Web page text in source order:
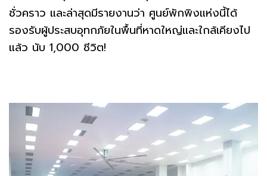
ชั่วคราว และล่าสุดมีรายงานว่า ศูนย์พักพิงแห่งนี้ได้
รองรับผู้ประสบอุทกภัยในพื้นที่หาดใหญ่และใกล้เคียงไป
แล้ว นับ 1,000 ชีวิต!